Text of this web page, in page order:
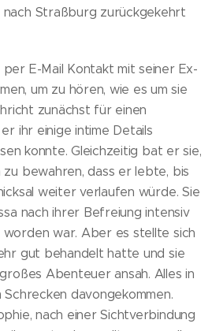
nach Straßburg zurückgekehrt
E-Mail Kontakt mit seiner Ex-
um zu hören, wie es um sie
zunächst für einen
ihr einige intime Details
konnte. Gleichzeitig bat er sie,
bewahren, dass er lebte, bis
weiter verlaufen würde. Sie
nach ihrer Befreiung intensiv
war. Aber es stellte sich
gut behandelt hatte und sie
Abenteuer ansah. Alles in
Schrecken davongekommen.
nach einer Sichtverbindung